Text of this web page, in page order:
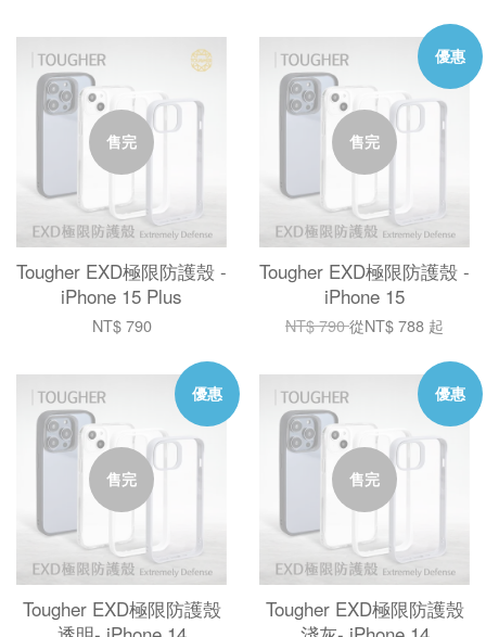
售完
Tougher EXD極限防護殼 -
iPhone 15 Plus
NT$ 790
優惠
售完
Tougher EXD極限防護殼 -
iPhone 15
NT$ 790從NT$ 788 起
優惠
售完
Tougher EXD極限防護殼
優惠
售完
Tougher EXD極限防護殼